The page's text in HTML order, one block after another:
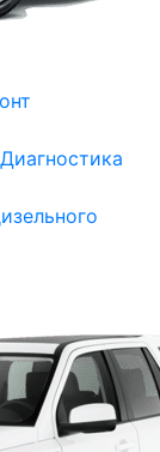
Диагностика